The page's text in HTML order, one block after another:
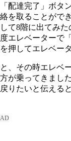
「配達完了」ボタ
絡を取ることがで
して8階に出てみ
度エレベーターで
を押してエレベー
と、その時エレベ
方が乗ってきまし
戻りたいと伝えると